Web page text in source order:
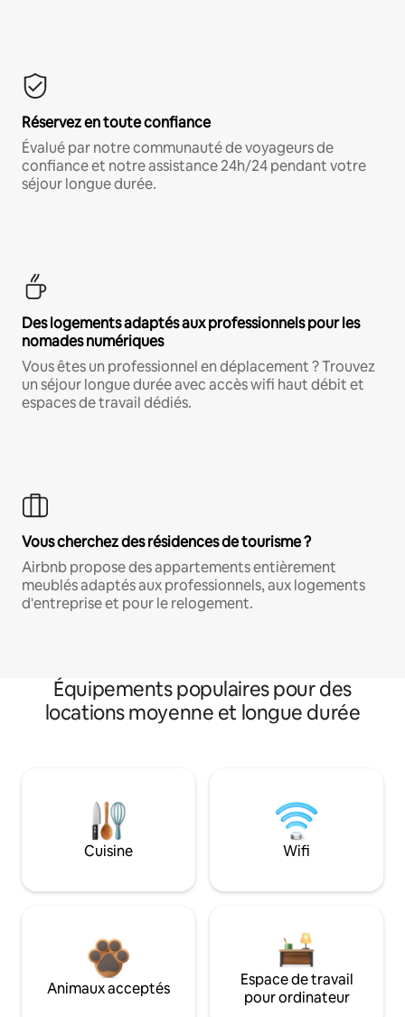
Réservez en toute confiance
Évalué par notre communauté de voyageurs de
confiance et notre assistance 24h/24 pendant votre
séjour longue durée.
Des logements adaptés aux professionnels pour les
nomades numériques
Vous êtes un professionnel en déplacement ? Trouvez
un séjour longue durée avec accès wifi haut débit et
espaces de travail dédiés.
Vous cherchez des résidences de tourisme ?
Airbnb propose des appartements entièrement
meublés adaptés aux professionnels, aux logements
d'entreprise et pour le relogement.
Équipements populaires pour des
locations moyenne et longue durée
Cuisine Wifi
Animaux acceptés
Espace de travail
pour ordinateur